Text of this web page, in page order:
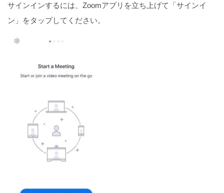
サインインするには、Zoomアプリを立ち上げて「サインイ
ン」をタップしてください。